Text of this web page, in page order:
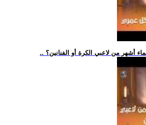
أشهر من لاعبي الكرة أو الفنانين؟